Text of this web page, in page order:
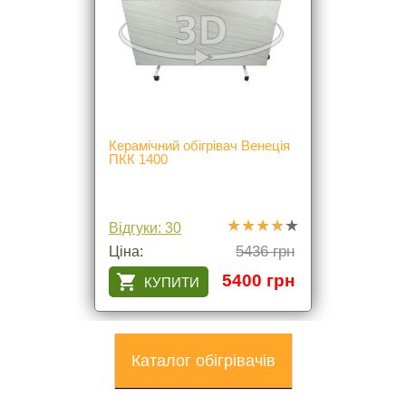
Керамічний обігрівач Венеція
ПКК 1400
Відгуки: 30
Ціна:
5436 грн
5400 грн
Каталог обігрівачів